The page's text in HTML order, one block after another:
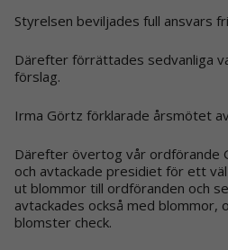
Styrelsen beviljades full ansvars
Därefter förrättades sedvanliga
förslag.
Irma Görtz förklarade årsmötet
Därefter övertog vår ordförande
och avtackade presidiet för ett
ut blommor till ordföranden och
avtackades också med blommor,
blomster check.